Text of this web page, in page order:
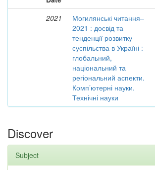
2021
Могилянські читання–
2021 : досвід та
тенденції розвитку
суспільства в Україні :
глобальний,
національний та
регіональний аспекти.
Комп’ютерні науки.
Технічні науки
Discover
Subject